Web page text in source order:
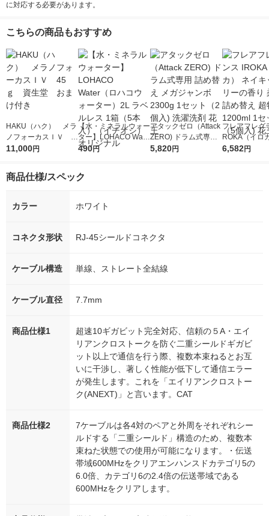
に対応する必要があります。
こちらの商品もおすすめ
HAKU（ハク） メラ
ノフォーカスＩＶ 4
5ｇ 資生堂 おまけ
11,000円
【水・ミネラルウォー
ター】LOHACO Wate
r（ロハコウォータ
シ） オリジナル
490円
アタックゼロ（Attack
ZERO) ドラム式専用
詰め替え メガジャン
5,820円
フレアフレグ
ROKA（イロ
イキッドリリ
6,582円
商品仕様/スペック
カラー ホワイト
コネクタ形状 RJ-45シールドコネクタ
ケーブル構造 単線、ストレート全結線
ケーブル直径 7.7mm
商品仕様1
超速10ギガビット完全対応、信頼の５A・エイ
リアンクロストークを防ぐ二重シールドギガビ
ット以上で通信を行う際、複数本束ねるとお互
いに干渉し、著しく性能が低下して通信エラー
が発生します。これを「エイリアンクロストー
ク(ANEXT)」と言います。CAT
商品仕様2
7ケーブルは各4対のペアと外周をそれぞれシー
ルドする「二重シールド」構造のため、複数本
束ねた状態での使用が可能になります。・伝送
帯域600MHzをクリアエンハンスドカテゴリ5の
6.0倍、カテゴリ6の2.4倍の伝送帯域である
600MHzをクリアします。